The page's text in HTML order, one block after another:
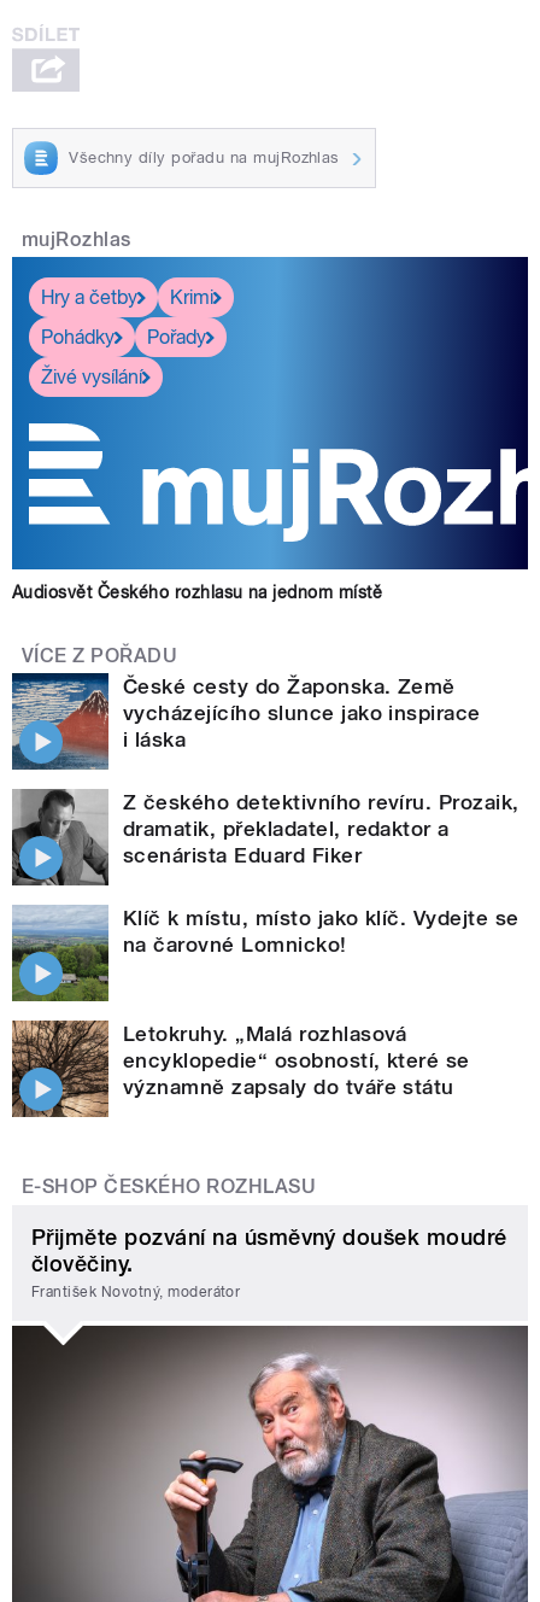
Všechny díly pořadu na mujRozhlas
mujRozhlas
Hry a četby
Krimi
Pohádky
Pořady
Živé vysílání
Audiosvět Českého rozhlasu na jednom místě
VÍCE Z POŘADU
České cesty do Žaponska. Země
vycházejícího slunce jako inspirace
i láska
Z českého detektivního revíru. Prozaik,
dramatik, překladatel, redaktor a
scenárista Eduard Fiker
Klíč k místu, místo jako klíč. Vydejte se
na čarovné Lomnicko!
Letokruhy. „Malá rozhlasová
encyklopedie“ osobností, které se
významně zapsaly do tváře státu
E-SHOP ČESKÉHO ROZHLASU
Přijměte pozvání na úsměvný doušek moudré
člověčiny.
František Novotný, moderátor